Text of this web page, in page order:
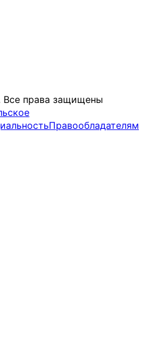
Все права защищены
Правообладателям